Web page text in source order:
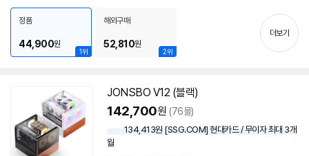
기
1위
정품
44,900원
2위
해외구매
52,810원
더보기
JONSBO V12 (블랙)
142,700원 (76몰)
134,413원 [SSG.COM] 현대카드 / 무이자 최대 3개
월